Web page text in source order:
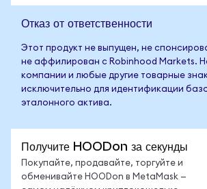
Отказ от ответственности
Этот продукт не выпущен, не
не аффилирован с Robinhood Markets.
компании и любые другие товарные
исключительно для идентификации
эталонного актива.
Получите HOODon за секунды
Покупайте, продавайте, торгуйте и
обменивайте HOODon в MetaMask —